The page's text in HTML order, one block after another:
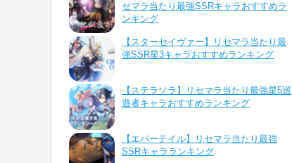
セマラ当たり最強SSRキャラおすすめラ
ンキング
【スターセイヴァー】リセマラ当たり最
強SSR星3キャラおすすめランキング
【ステラソラ】リセマラ当たり最強星5巡
遊者キャラおすすめランキング
【エバーテイル】リセマラ当たり最強
SSRキャラランキング